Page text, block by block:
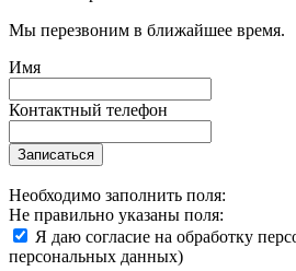
Мы перезвоним в ближайшее время.
Имя
Контактный телефон
Записаться
Необходимо заполнить поля:
Не правильно указаны поля:
Я даю согласие на обработку
персональных данных)